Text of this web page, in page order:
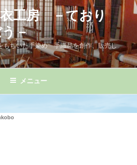
衣工房 －ており
－
もちいた手染め 手織品を創作、販売し
メニュー